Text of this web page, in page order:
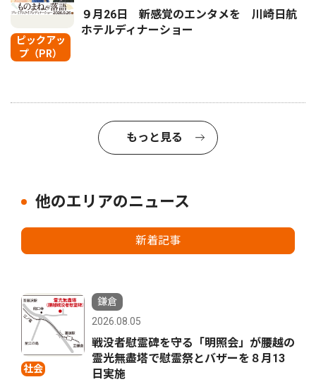
ピックアッ
プ（PR）
９月26日 新感覚のエンタメを 川崎日航
ホテルディナーショー
もっと見る
他のエリアのニュース
新着記事
社会
鎌倉
2026.08.05
戦没者慰霊碑を守る「明照会」が腰越の
霊光無盡塔で慰霊祭とバザーを８月13
日実施